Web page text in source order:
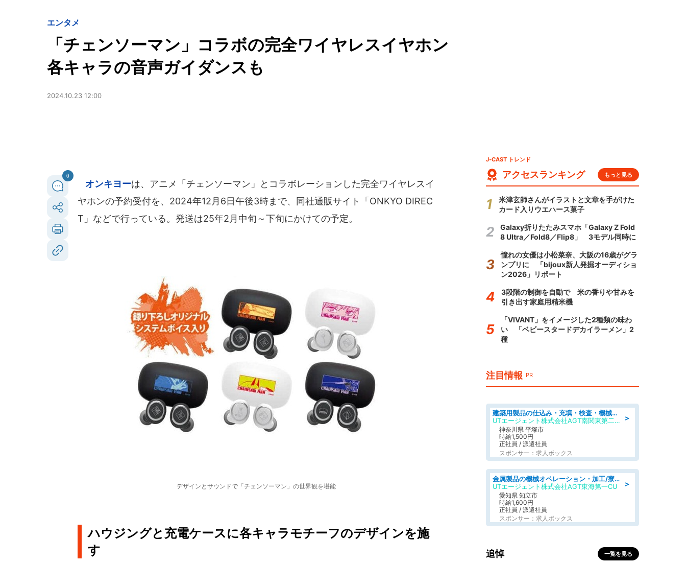
エンタメ
「チェンソーマン」コラボの完全ワイヤレスイヤホン
各キャラの音声ガイダンスも
2024.10.23 12:00
0
オンキヨーは、アニメ「チェンソーマン」とコラボレーションした完全ワイヤレスイ
ヤホンの予約受付を、2024年12月6日午後3時まで、同社通販サイト「ONKYO DIREC
T」などで行っている。発送は25年2月中旬～下旬にかけての予定。
デザインとサウンドで「チェンソーマン」の世界観を堪能
ハウジングと充電ケースに各キャラモチーフのデザインを施
す
J-CAST トレンド
アクセスランキング もっと見る
米津玄師さんがイラストと文章を手がけた
カード入りウエハース菓子
Galaxy折りたたみスマホ「Galaxy Z Fold
8 Ultra／Fold8／Flip8」 3モデル同時に
憧れの女優は小松菜奈、大阪の16歳がグラ
ンプリに 「bijoux新人発掘オーディショ
ン2026」リポート
3段階の制御を自動で 米の香りや甘みを
引き出す家庭用精米機
「VIVANT」をイメージした2種類の味わ
い 「ベビースタードデカイラーメン」2
種
注目情報 PR
＞
建築用製品の仕込み・充填・検査・機械操作/寮完備/日払い/工場・製造
UTエージェント株式会社AGT南関東第二CU
神奈川県 平塚市
時給1,500円
正社員 / 派遣社員
スポンサー：求人ボックス
＞
金属製品の機械オペレーション・加工/寮完備/日払い/工場・製造
UTエージェント株式会社AGT東海第一CU
愛知県 知立市
時給1,600円
正社員 / 派遣社員
スポンサー：求人ボックス
追悼 一覧を見る